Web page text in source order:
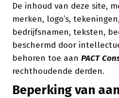
De inhoud van deze site,
merken, logo’s,
bedrijfsnamen, teksten,
beschermd door
behoren toe aan PACT
rechthoudende derden.
Beperking van